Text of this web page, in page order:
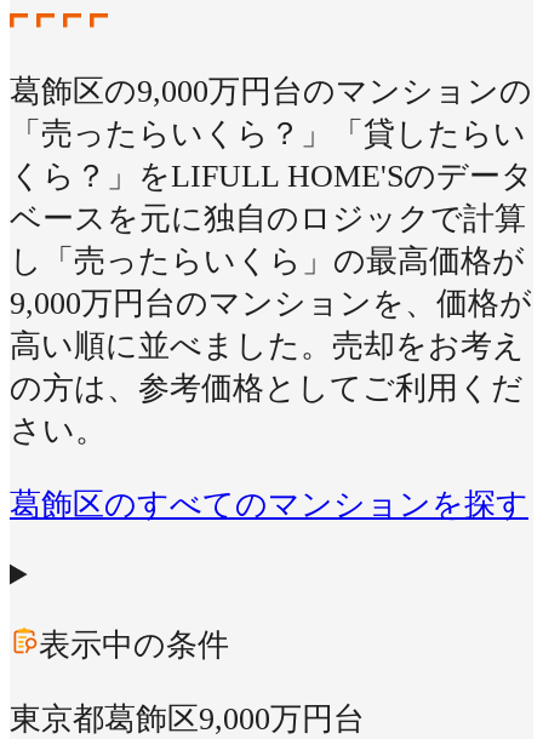
葛飾区の9,000万円台のマンションの
「売ったらいくら？」「貸したらい
くら？」をLIFULL HOME'Sのデータ
ベースを元に独自のロジックで計算
し「売ったらいくら」の最高価格が
9,000万円台のマンションを、価格が
高い順に並べました。売却をお考え
の方は、参考価格としてご利用くだ
さい。
葛飾区のすべてのマンションを探す
表示中の条件
東京都葛飾区9,000万円台